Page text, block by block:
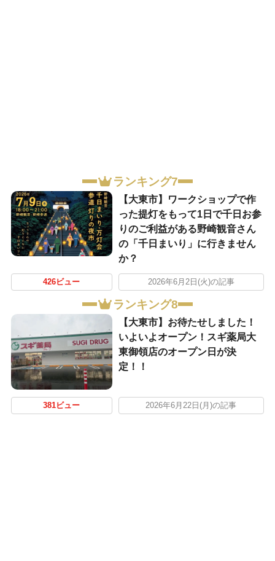
ランキング7
【大東市】ワークショップで作
った提灯をもって1日で千日お参
りのご利益がある野崎観音さん
の「千日まいり」に行きません
か？
426ビュー 2026年6月2日(火)の記事
ランキング8
【大東市】お待たせしました！
いよいよオープン！スギ薬局大
東御領店のオープン日が決
定！！
381ビュー 2026年6月22日(月)の記事